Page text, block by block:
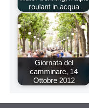
roulant in acqua
Giornata del
camminare, 14
Ottobre 2012